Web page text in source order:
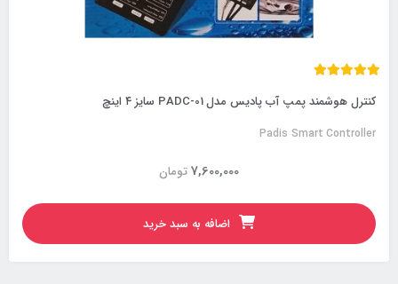
کنترل هوشمند پمپ آب پادیس مدل PADC-01 سایز ۴ اینچ
Padis Smart Controller
تومان7,600,000
اضافه به سبد خرید